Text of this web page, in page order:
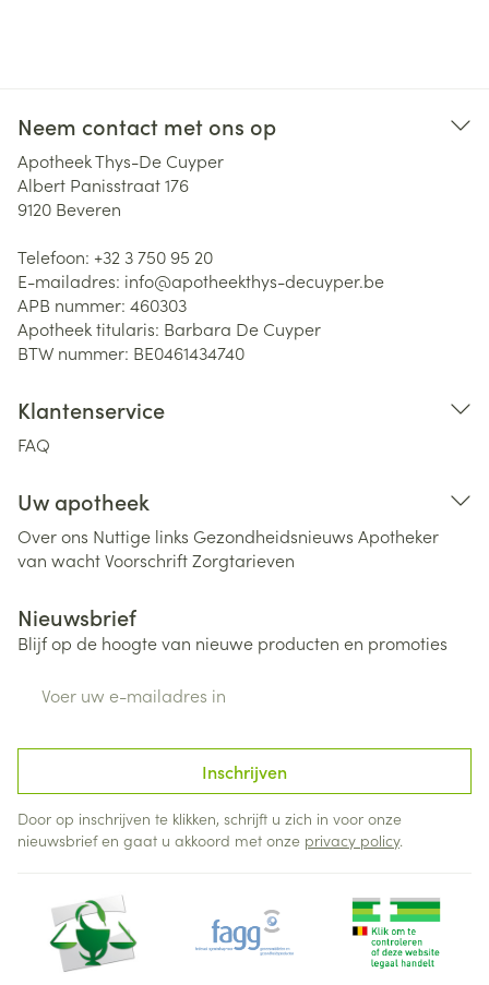
Neem contact met ons op
Apotheek Thys-De Cuyper
Albert Panisstraat 176
9120 Beveren
Telefoon: +32 3 750 95 20
E-mailadres: info@apotheekthys-decuyper.be
APB nummer: 460303
Apotheek titularis: Barbara De Cuyper
BTW nummer: BE0461434740
Klantenservice
FAQ
Uw apotheek
Over ons Nuttige links Gezondheidsnieuws Apotheker
van wachtVoorschriftZorgtarieven
Nieuwsbrief
Blijf op de hoogte van nieuwe producten en promoties
Inschrijven
Door op inschrijven te klikken, schrijft u zich in voor onze
nieuwsbrief en gaat u akkoord met onze privacy policy.